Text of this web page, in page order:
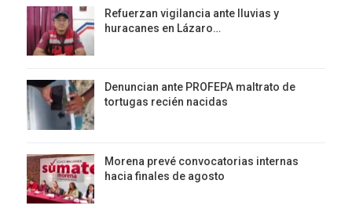
Refuerzan vigilancia ante lluvias y
huracanes en Lázaro…
Denuncian ante PROFEPA maltrato de
tortugas recién nacidas
Morena prevé convocatorias internas
hacia finales de agosto